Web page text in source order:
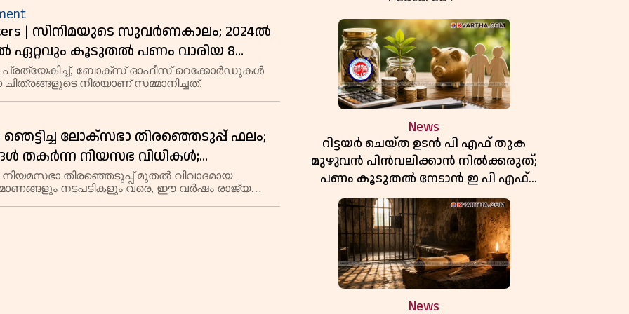
| സിനിമയുടെ സുവര്‍ണകാലം; 2024ല്‍
ഏറ്റവും കൂടുതല്‍ പണം വാരിയ 8
ബോക്‌സ് ഓഫീസ് റെക്കോര്‍ഡുകള്‍
നിരയാണ് സമ്മാനിച്ചത്.
| ഞെട്ടിച്ച ലോക്‌സഭാ തിരഞ്ഞെടുപ്പ് ഫലം;
തകർന്ന നിയസഭ വിധികൾ;
അറസ്റ്റും ഇലക്ടറൽ ബോണ്ടും; 2024
സംഭവ ബഹുലം
തിരഞ്ഞെടുപ്പ് മുതൽ വിവാദമായ
നടപടികളും വരെ, ഈ വർഷം രാജ്യത്തെ
News
റിട്ടയർ ചെയ്ത ഉടൻ പി എഫ് തുക
മുഴുവൻ പിൻവലിക്കാൻ നിൽക്കരുത്;
പണം കൂടുതൽ നേടാൻ ഇ പി എഫ്
ഒയുടെ നിയമം അറിയാം
News